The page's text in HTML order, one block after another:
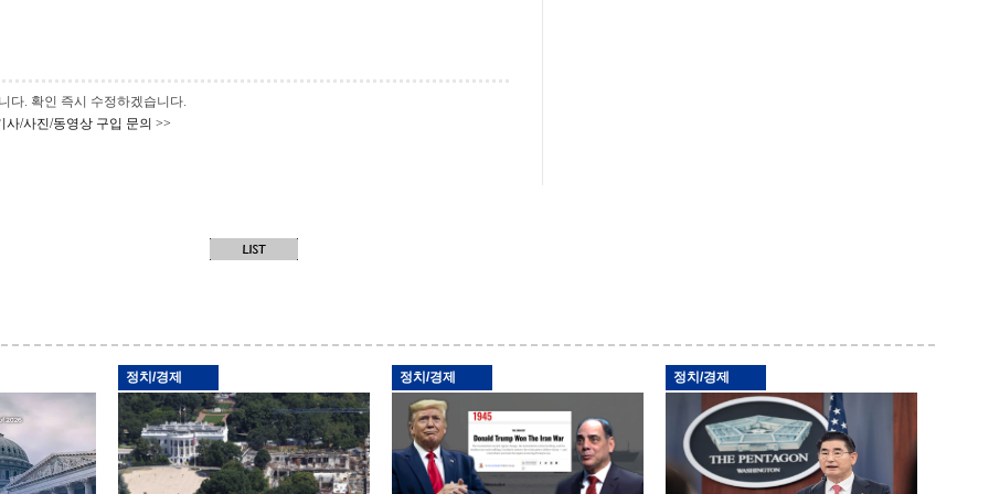
다. 확인 즉시 수정하겠습니다.
사/사진/동영상 구입 문의 >>
정치/경제 정치/경제 정치/경제